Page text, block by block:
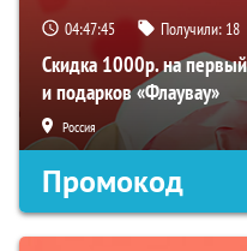
04:47:44 Получили: 18
Скидка 1000р. на первый
и подарков «Флаувау»
Россия
Промокод